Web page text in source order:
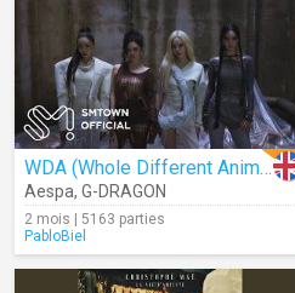
WDA (Whole Different Animal)
Aespa, G-DRAGON
2 mois | 5163 parties
PabloBiel